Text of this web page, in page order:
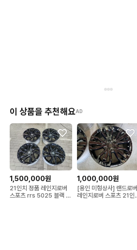
이 상품을 추천해요AD
1,500,000원
21인치 정품 레인지로버
스포츠 rrs 5025 블랙 순
1,000,000원
[용인 미형상사] 랜드로버
레인지로버 스포츠 21인